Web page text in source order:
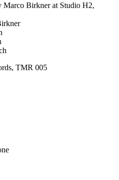
Marco Birkner at Studio H2,
TMR 005